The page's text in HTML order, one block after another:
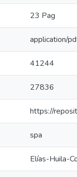
23 Pag
application/
41244
27836
https://
spa
Elías-Huila-